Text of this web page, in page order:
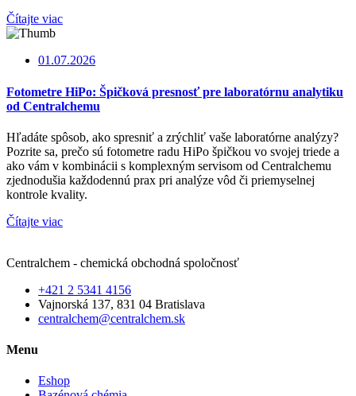
Čítajte viac
01.07.2026
Fotometre HiPo: Špičková presnosť pre laboratórnu analytiku
od Centralchemu
Hľadáte spôsob, ako spresniť a zrýchliť vaše laboratórne analýzy?
Pozrite sa, prečo sú fotometre radu HiPo špičkou vo svojej triede a
ako vám v kombinácii s komplexným servisom od Centralchemu
zjednodušia každodennú prax pri analýze vôd či priemyselnej
kontrole kvality.
Čítajte viac
Centralchem - chemická obchodná spoločnosť
+421 2 5341 4156
Vajnorská 137, 831 04 Bratislava
centralchem@centralchem.sk
Menu
Eshop